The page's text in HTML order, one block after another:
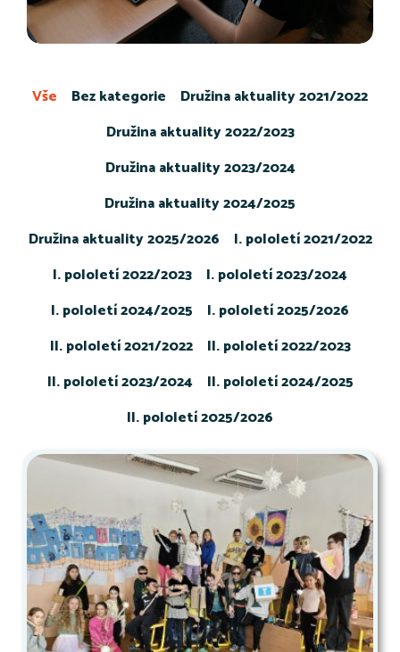
Bez kategorie
Družina aktuality 2021/2022
Družina aktuality 2022/2023
Družina aktuality 2023/2024
Družina aktuality 2024/2025
Družina aktuality 2025/2026
I. pololetí 2021/2022
I. pololetí 2022/2023
I. pololetí 2023/2024
I. pololetí 2024/2025
I. pololetí 2025/2026
II. pololetí 2021/2022
II. pololetí 2022/2023
II. pololetí 2023/2024
II. pololetí 2024/2025
II. pololetí 2025/2026
Vše